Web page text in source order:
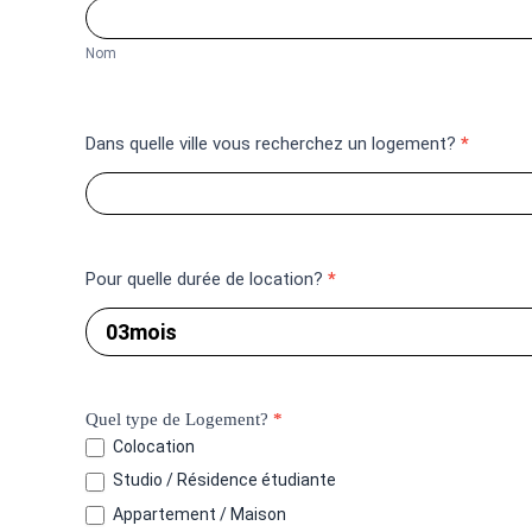
son
Logement
-Nom
Dans quelle ville vous recherchez un logement? *
Pour quelle durée de location? *
Quel type de Logement? *
Colocation
Studio / Résidence étudiante
Appartement / Maison